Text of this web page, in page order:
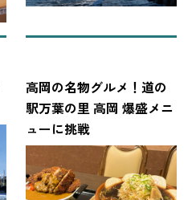
高岡の名物グルメ！道の
駅万葉の里 高岡 爆盛メニ
ューに挑戦